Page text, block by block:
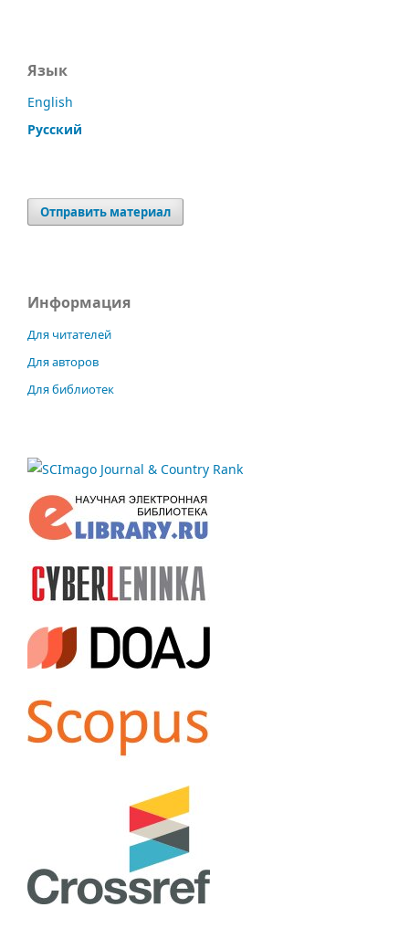
Язык
English
Русский
Отправить материал
Информация
Для читателей
Для авторов
Для библиотек